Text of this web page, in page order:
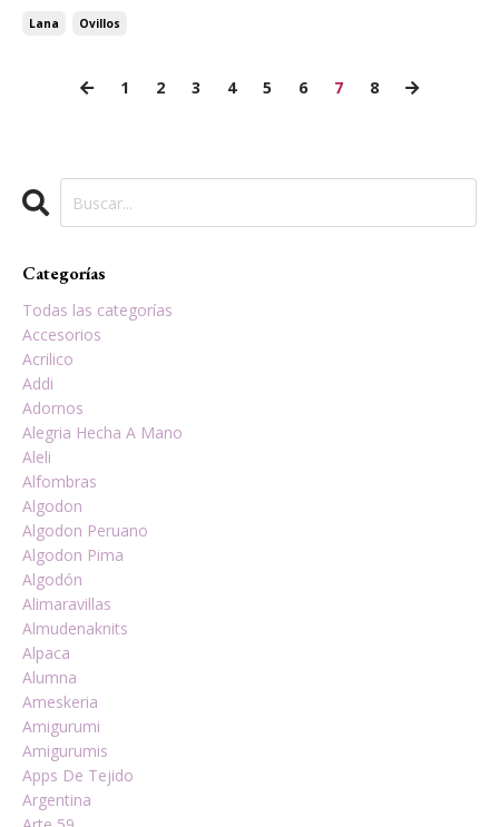
Lana Ovillos
1 2 3 4 5 6 7 8
Categorías
Todas las categorías
Accesorios
Acrilico
Addi
Adornos
Alegria Hecha A Mano
Aleli
Alfombras
Algodon
Algodon Peruano
Algodon Pima
Algodón
Alimaravillas
Almudenaknits
Alpaca
Alumna
Ameskeria
Amigurumi
Amigurumis
Apps De Tejido
Argentina